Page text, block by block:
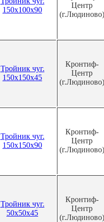
150х100х90
Центр
(г.Людиново)
Тройник чуг.
150х150х45
Кронтиф-
Центр
(г.Людиново)
Тройник чуг.
150х150х90
Кронтиф-
Центр
(г.Людиново)
Тройник чуг.
50х50х45
Кронтиф-
Центр
(г.Людиново)